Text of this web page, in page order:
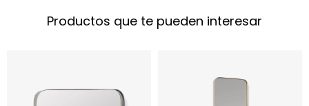
Productos que te pueden interesar